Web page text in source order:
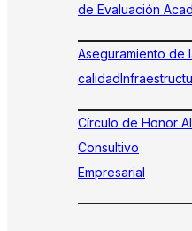
de Evaluación
Aseguramiento de
calidad
Círculo de Honor
Consultivo
Empresarial